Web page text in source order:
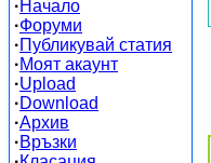
·Начало
·Форуми
·Публикувай статия
·Моят акаунт
·Upload
·Download
·Архив
·Връзки